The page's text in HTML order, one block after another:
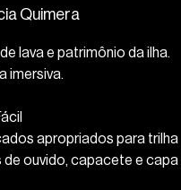
Quimera
lava e patrimônio da ilha.
imersiva.
apropriados para trilha
ouvido, capacete e capa